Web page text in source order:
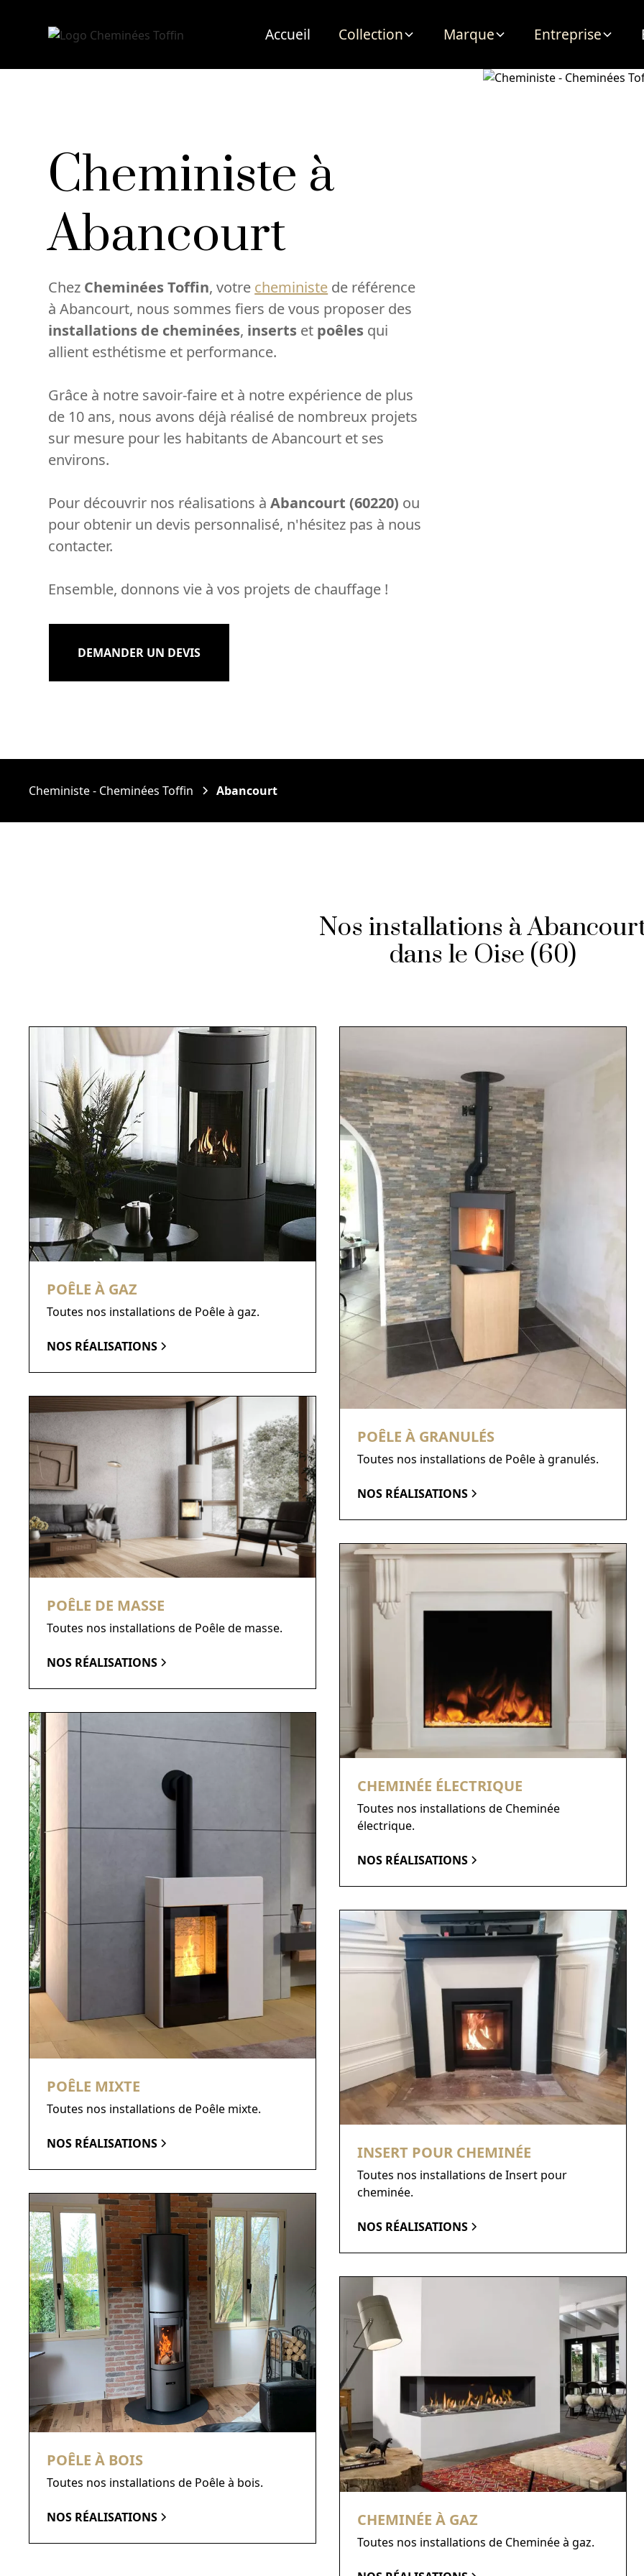
Accueil Collection Marque Entreprise
Cheministe à
Abancourt
Chez Cheminées Toffin, votre cheministe de référence
à Abancourt, nous sommes fiers de vous proposer des
installations de cheminées, inserts et poêles qui
allient esthétisme et performance.
Grâce à notre savoir-faire et à notre expérience de plus
de 10 ans, nous avons déjà réalisé de nombreux projets
sur mesure pour les habitants de Abancourt et ses
environs.
Pour découvrir nos réalisations àAbancourt (60220) ou
pour obtenir un devis personnalisé, n'hésitez pas à nous
contacter.
Ensemble, donnons vie à vos projets de chauffage !
DEMANDER UN DEVIS
Cheministe - Cheminées Toffin Abancourt
Nos installations à
dans le Oise (60)
POÊLE À GAZ
Toutes nos installations de Poêle à gaz.
NOS RÉALISATIONS
POÊLE DE MASSE
Toutes nos installations de Poêle de masse.
NOS RÉALISATIONS
POÊLE MIXTE
Toutes nos installations de Poêle mixte.
NOS RÉALISATIONS
POÊLE À BOIS
Toutes nos installations de Poêle à bois.
NOS RÉALISATIONS
POÊLE À GRANULÉS
Toutes nos installations de Poêle à granulés.
NOS RÉALISATIONS
CHEMINÉE ÉLECTRIQUE
Toutes nos installations de Cheminée
électrique.
NOS RÉALISATIONS
INSERT POUR CHEMINÉE
Toutes nos installations de Insert pour
cheminée.
NOS RÉALISATIONS
CHEMINÉE À GAZ
Toutes nos installations de Cheminée à gaz.